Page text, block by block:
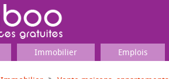
Immobilier Emplois